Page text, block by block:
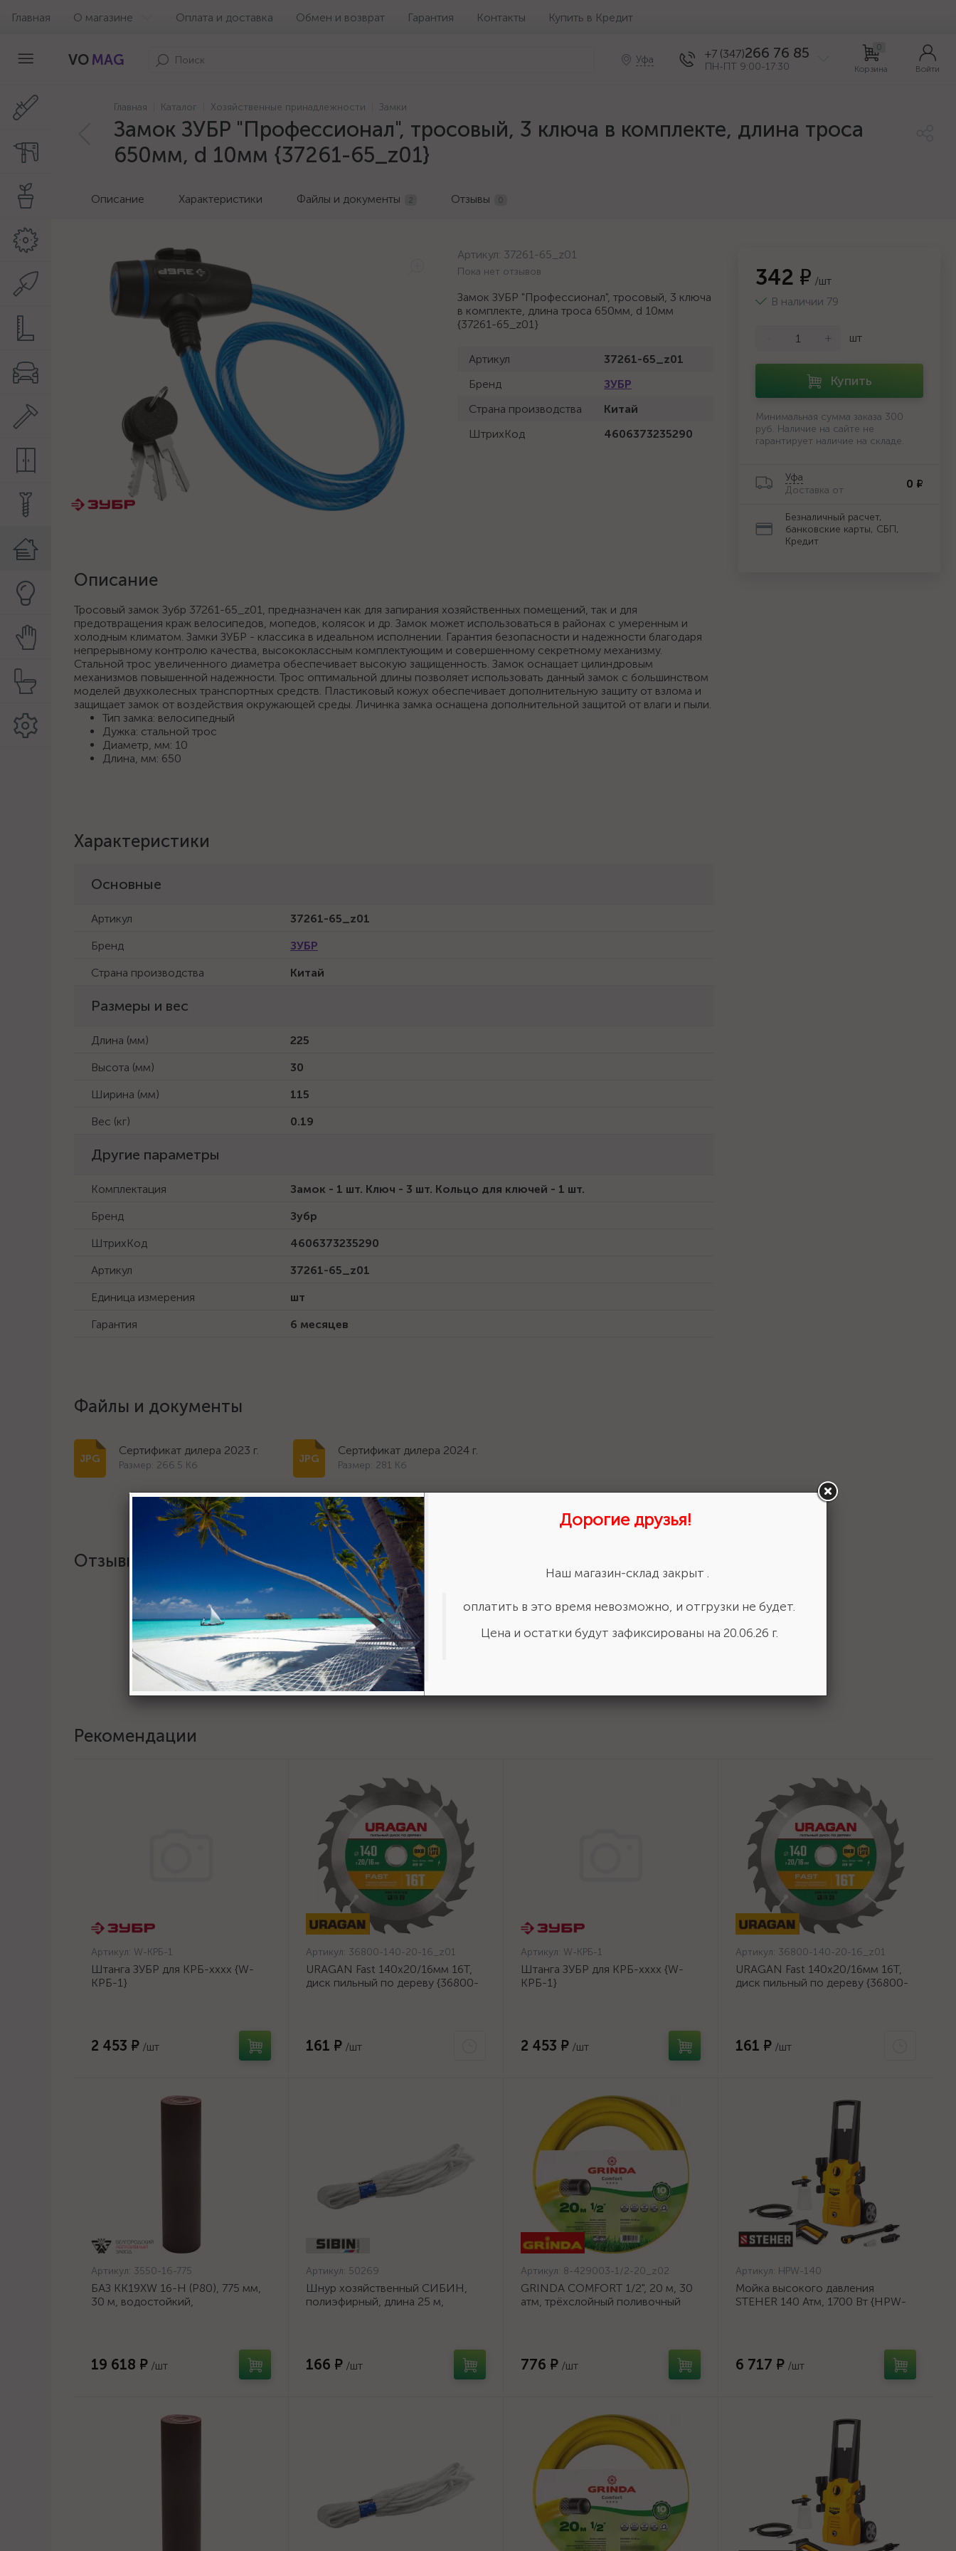
Главная О магазине Оплата и доставка Обмен и возврат Гарантия Контакты Купить в Кредит
VO MAG Уфа +7 (347)266 76 85
ПН-ПТ 9:00-17:30
0
Корзина Войти
Главная Каталог Хозяйственные принадлежности Замки
Замок ЗУБР "Профессионал", тросовый, 3 ключа в комплекте, длина троса
650мм, d 10мм {37261-65_z01}
Описание Характеристики Файлы и документы 2 Отзывы 0
Артикул: 37261-65_z01
Пока нет отзывов
Замок ЗУБР "Профессионал", тросовый, 3 ключа
в комплекте, длина троса 650мм, d 10мм
{37261-65_z01}
Артикул
37261-65_z01
Бренд
ЗУБР
Страна производства
Китай
ШтрихКод
4606373235290
Описание
Тросовый замок Зубр 37261-65_z01, предназначен как для запирания хозяйственных помещений, так и для
предотвращения краж велосипедов, мопедов, колясок и др. Замок может использоваться в районах с умеренным и
холодным климатом. Замки ЗУБР - классика в идеальном исполнении. Гарантия безопасности и надежности благодаря
непрерывному контролю качества, высококлассным комплектующим и совершенному секретному механизму.
Стальной трос увеличенного диаметра обеспечивает высокую защищенность. Замок оснащает цилиндровым
механизмов повышенной надежности. Трос оптимальной длины позволяет использовать данный замок с большинством
моделей двухколесных транспортных средств. Пластиковый кожух обеспечивает дополнительную защиту от взлома и
защищает замок от воздействия окружающей среды. Личинка замка оснащена дополнительной защитой от влаги и пыли.
Тип замка: велосипедный
Дужка: стальной трос
Диаметр, мм: 10
Длина, мм: 650
Характеристики
Основные
Артикул
37261-65_z01
Бренд
ЗУБР
Страна производства
Китай
Размеры и вес
Длина (мм)
225
Высота (мм)
30
Ширина (мм)
115
Вес (кг)
0.19
Другие параметры
Комплектация
Замок - 1 шт. Ключ - 3 шт. Кольцо для ключей - 1 шт.
Бренд
Зубр
ШтрихКод
4606373235290
Артикул
37261-65_z01
Единица измерения
шт
Гарантия
6 месяцев
Файлы и документы
Сертификат дилера 2023 г.
Размер: 266.5 Кб
Сертификат дилера 2024 г.
Размер: 281 Кб
342 ₽ /шт
В наличии 79
+ шт
Купить
Минимальная сумма заказа 300
руб. Наличие на сайте не
гарантирует наличие на складе.
Уфа
Доставка от
0 ₽
Безналичный расчет,
банковские карты, СБП,
Кредит
Отзывы
Хотите оставить отзыв?
Поставьте свою оценку!
Сделайте выбор!
Рекомендации
Артикул: W-КРБ-1
Штанга ЗУБР для КРБ-хххх {W-
КРБ-1}
2 453 ₽ /шт
Артикул: 36800-140-20-16_z01
URAGAN Fast 140x20/16мм 16Т,
диск пильный по дереву {36800-
161 ₽ /шт
Артикул: W-КРБ-1
Штанга ЗУБР для КРБ-хххх {W-
КРБ-1}
2 453 ₽ /шт
Артикул: 36800-140-20-16_z01
URAGAN Fast 140x20/16мм 16Т,
диск пильный по дереву {36800-
161 ₽ /шт
Артикул: 3550-16-775
БАЗ KK19XW 16-H (Р80), 775 мм,
30 м, водостойкий,
19 618 ₽ /шт
Артикул: 50269
Шнур хозяйственный СИБИН,
полиэфирный, длина 25 м,
166 ₽ /шт
Артикул: 8-429003-1/2-20_z02
GRINDA COMFORT 1/2", 20 м, 30
атм, трёхслойный поливочный
776 ₽ /шт
Артикул: HPW-140
Мойка высокого давления
STEHER 140 Атм, 1700 Вт {HPW-
6 717 ₽ /шт
Дорогие друзья!
Наш магазин-склад закрыт .
оплатить в это время невозможно, и отгрузки не будет.
Цена и остатки будут зафиксированы на 20.06.26 г.